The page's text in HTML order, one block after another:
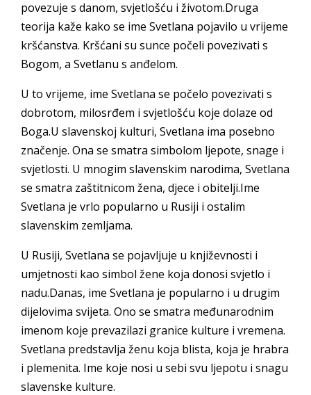
povezuje s danom, svjetlošću i životom.Druga
teorija kaže kako se ime Svetlana pojavilo u vrijeme
kršćanstva. Kršćani su sunce počeli povezivati s
Bogom, a Svetlanu s anđelom.
U to vrijeme, ime Svetlana se počelo povezivati s
dobrotom, milosrđem i svjetlošću koje dolaze od
Boga.U slavenskoj kulturi, Svetlana ima posebno
značenje. Ona se smatra simbolom ljepote, snage i
svjetlosti. U mnogim slavenskim narodima, Svetlana
se smatra zaštitnicom žena, djece i obitelji.Ime
Svetlana je vrlo popularno u Rusiji i ostalim
slavenskim zemljama.
U Rusiji, Svetlana se pojavljuje u književnosti i
umjetnosti kao simbol žene koja donosi svjetlo i
nadu.Danas, ime Svetlana je popularno i u drugim
dijelovima svijeta. Ono se smatra međunarodnim
imenom koje prevazilazi granice kulture i vremena.
Svetlana predstavlja ženu koja blista, koja je hrabra
i plemenita. Ime koje nosi u sebi svu ljepotu i snagu
slavenske kulture.